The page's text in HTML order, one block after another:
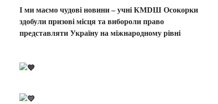
І ми маємо чудові новини – учні КМDШ Осокорки
здобули призові місця та вибороли право
представляти Україну на міжнародному рівні